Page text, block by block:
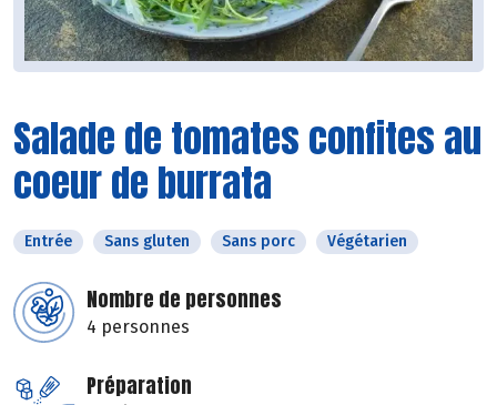
Salade de tomates confites au
coeur de burrata
Entrée Sans gluten Sans porc Végétarien
Nombre de personnes
4 personnes
Préparation